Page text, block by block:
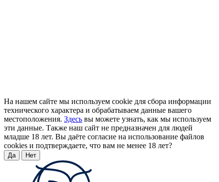
На нашем сайте мы используем cookie для сбора информации
технического характера и обрабатываем данные вашего
местоположения. Здесь вы можете узнать, как мы используем
эти данные. Также наш сайт не предназначен для людей
младше 18 лет. Вы даёте согласие на использование файлов
cookies и подтверждаете, что вам не менее 18 лет?
Да Нет